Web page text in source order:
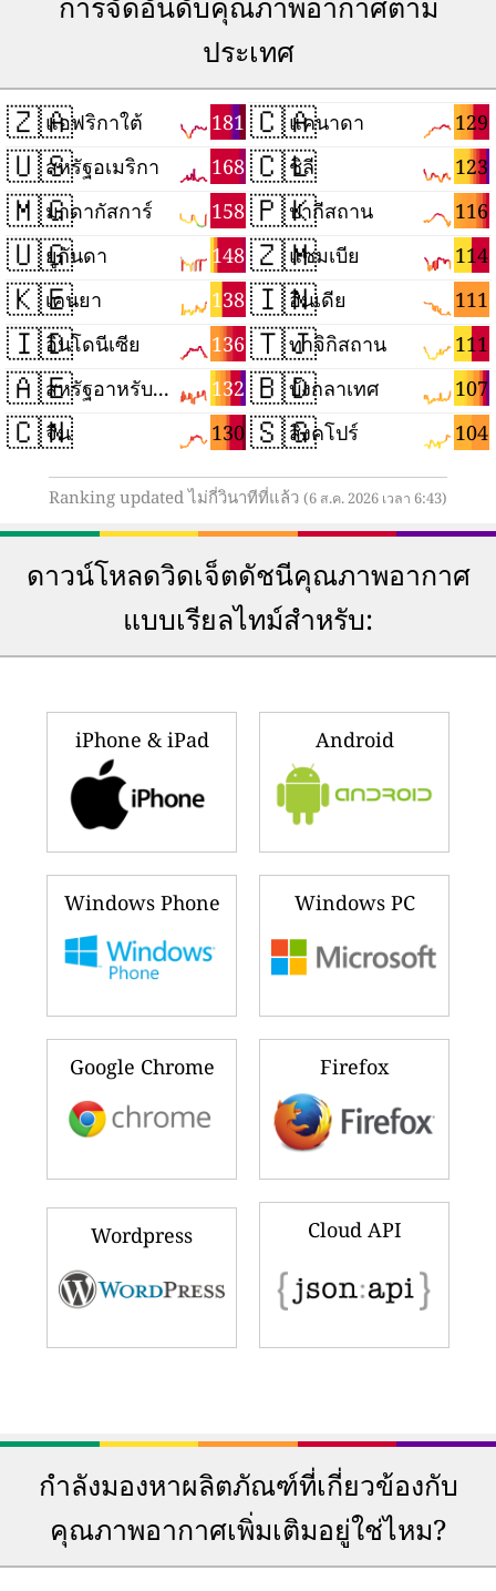
ประเทศ
🇿🇦 181
แอฟริกาใต้
🇺🇸 168
สหรัฐอเมริกา
🇲🇬 158
มาดากัสการ์
🇺🇬 148
ยูกันดา
🇰🇪 138
เคนยา
🇮🇩 136
อินโดนีเซีย
🇦🇪 132
สหรัฐอาหรับเอมิเรตส์
🇨🇳 130
จีน
🇨🇦 129
แคนาดา
🇨🇱 123
ชิลี
🇵🇰 116
ปากีสถาน
🇿🇲 114
แซมเบีย
🇮🇳 111
อินเดีย
🇹🇯 111
ทาจิกิสถาน
🇧🇩 107
บังกลาเทศ
🇸🇬 104
สิงคโปร์
Ranking updated ไม่กี่วินาทีที่แล้ว (6 ส.ค. 2026 เวลา 6:43)
ดาวน์โหลดวิดเจ็ตดัชนีคุณภาพอากาศ
แบบเรียลไทม์สำหรับ:
iPhone & iPad Android
Windows Phone Windows PC
Google Chrome Firefox
Wordpress Cloud API
กำลังมองหาผลิตภัณฑ์ที่เกี่ยวข้องกับ
คุณภาพอากาศเพิ่มเติมอยู่ใช่ไหม?